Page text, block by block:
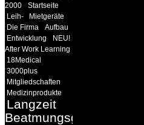
2000
Startseite
Leih-
Mietgeräte
Die Firma
Aufbau
Entwicklung
NEU!
After Work Learning
18Medical
3000plus
Mitgliedschaften
Medizinprodukte
Langzeit
Beatmungsgeräte